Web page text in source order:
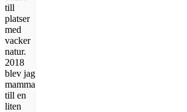
till
platser
med
vacker
natur.
2018
blev jag
mamma
till en
liten